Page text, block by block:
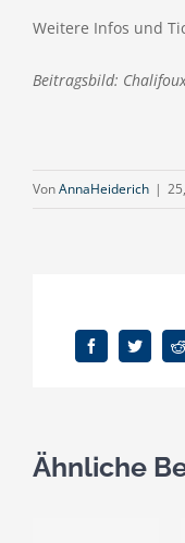
Weitere Infos und
Beitragsbild:
VonAnnaHeiderich |
FacebookTwitter
Ähnliche